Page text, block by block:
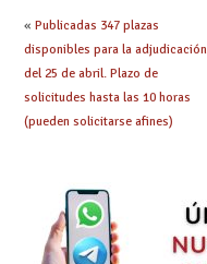
« Publicadas 347 plazas
disponibles para la adjudicación
del 25 de abril. Plazo de
solicitudes hasta las 10 horas
(pueden solicitarse afines)